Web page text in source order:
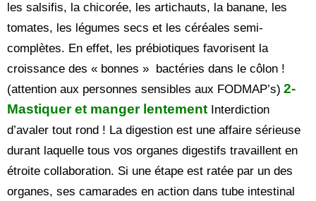
les salsifis, la chicorée, les artichauts, la banane, les
tomates, les légumes secs et les céréales semi-
complètes. En effet, les prébiotiques favorisent la
croissance des « bonnes » bactéries dans le côlon !
(attention aux personnes sensibles aux FODMAP’s) 2-
Mastiquer et manger lentement Interdiction
d’avaler tout rond ! La digestion est une affaire sérieuse
durant laquelle tous vos organes digestifs travaillent en
étroite collaboration. Si une étape est ratée par un des
organes, ses camarades en action dans tube intestinal